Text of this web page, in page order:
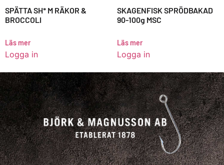
SPÄTTA SH* M RÄKOR &
BROCCOLI
Läs mer
Logga in
SKAGENFISK SPRÖDBAKAD
90-100g MSC
Läs mer
Logga in